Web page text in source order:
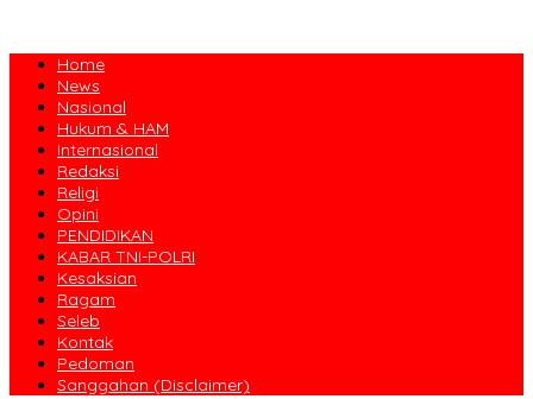
Home
News
Nasional
Hukum & HAM
Internasional
Redaksi
Religi
Opini
PENDIDIKAN
KABAR TNI-POLRI
Kesaksian
Ragam
Seleb
Kontak
Pedoman
Sanggahan (Disclaimer)